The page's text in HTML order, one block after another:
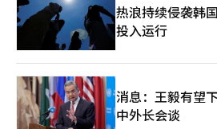
热浪持续侵袭韩
投入运行
消息：王毅有望
中外长会谈